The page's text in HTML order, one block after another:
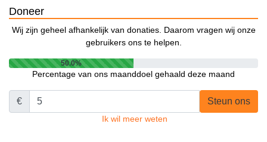
Doneer
Wij zijn geheel afhankelijk van donaties. Daarom vragen wij onze
gebruikers ons te helpen.
50.0%
Percentage van ons maanddoel gehaald deze maand
€ Steun ons
Ik wil meer weten